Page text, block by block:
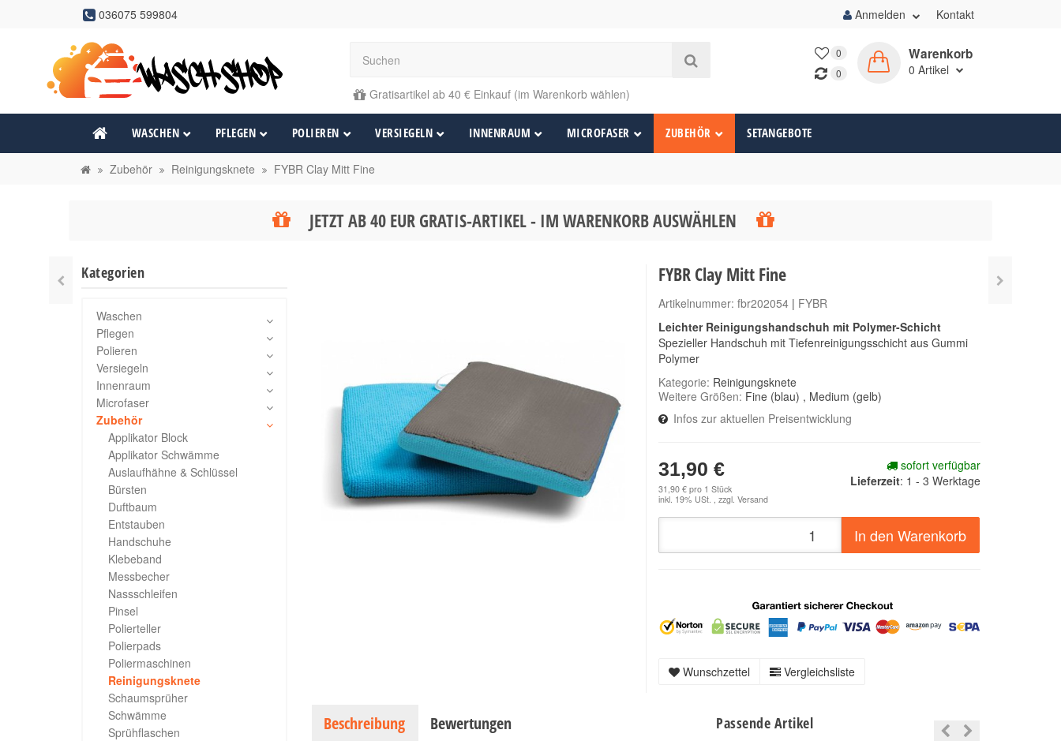
036075 599804 Anmelden Kontakt
Gratisartikel ab 40 € Einkauf (im Warenkorb wählen)
0
0
Warenkorb
0 Artikel
WASCHEN PFLEGEN POLIEREN VERSIEGELN INNENRAUM MICROFASER ZUBEHÖR SETANGEBOTE
Zubehör Reinigungsknete FYBR Clay Mitt Fine
JETZT AB 40 EUR GRATIS-ARTIKEL - IM WARENKORB AUSWÄHLEN
FYBR Clay Mitt Fine
Artikelnummer:fbr202054 | FYBR
Leichter Reinigungshandschuh mit Polymer-Schicht
Spezieller Handschuh mit Tiefenreinigungsschicht aus Gummi
Polymer
Kategorie: Reinigungsknete
Weitere Größen: Fine (blau) , Medium (gelb)
Infos zur aktuellen Preisentwicklung
31,90 €
31,90 € pro 1 Stück
inkl. 19% USt. , zzgl.Versand
sofort verfügbar
Lieferzeit: 1 - 3 Werktage
In den Warenkorb
Wunschzettel Vergleichsliste
Beschreibung Bewertungen Passende Artikel
Kategorien
Waschen
Pflegen
Polieren
Versiegeln
Innenraum
Microfaser
Zubehör
Applikator Block
Applikator Schwämme
Auslaufhähne & Schlüssel
Bürsten
Duftbaum
Entstauben
Handschuhe
Klebeband
Messbecher
Nassschleifen
Pinsel
Polierteller
Polierpads
Poliermaschinen
Reinigungsknete
Schaumsprüher
Schwämme
Sprühflaschen